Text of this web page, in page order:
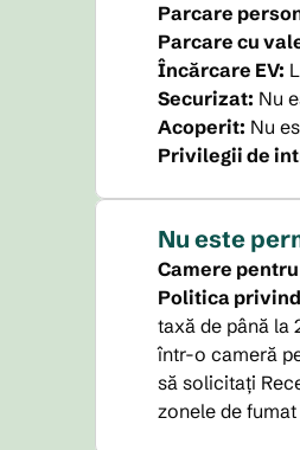
Parcare
Parcare cu
Încărcare EV:
Securizat: Nu
Acoperit: Nu
Privilegii de
Nu este
Camere
Politica
taxă de până la
într-o cameră
să solicitați
zonele de